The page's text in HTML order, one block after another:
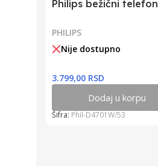
Philips bežični telefon
PHILIPS
Nije dostupno
3.799,00 RSD
Dodaj u korpu
Šifra: Phil-D4701W/53